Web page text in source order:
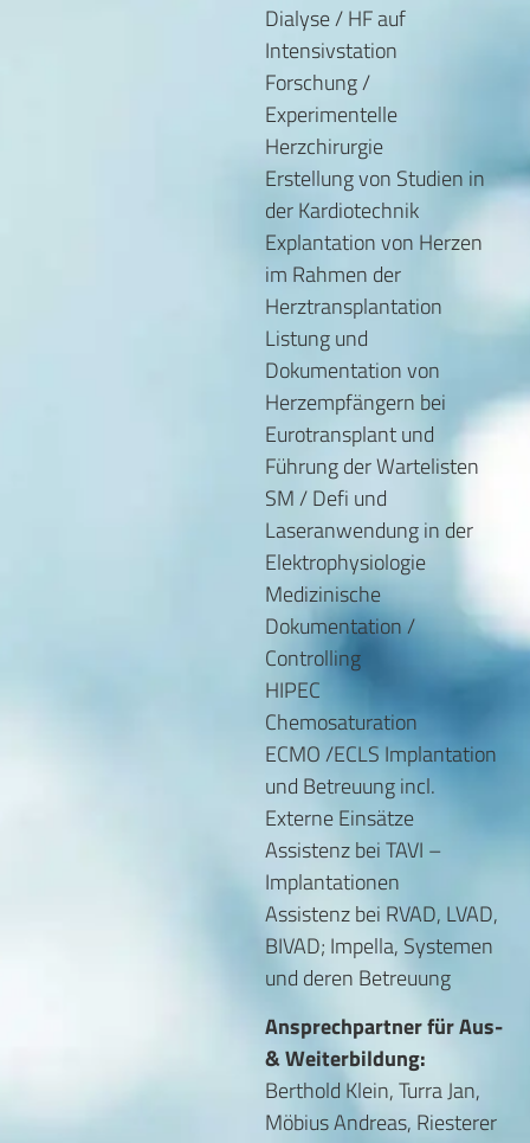
Dialyse / HF auf
Intensivstation
Forschung /
Experimentelle
Herzchirurgie
Erstellung von Studien in
der Kardiotechnik
Explantation von Herzen
im Rahmen der
Herztransplantation
Listung und
Dokumentation von
Herzempfängern bei
Eurotransplant und
Führung der Wartelisten
SM / Defi und
Laseranwendung in der
Elektrophysiologie
Medizinische
Dokumentation /
Controlling
HIPEC
Chemosaturation
ECMO /ECLS Implantation
und Betreuung incl.
Externe Einsätze
Assistenz bei TAVI –
Implantationen
Assistenz bei RVAD, LVAD,
BIVAD; Impella, Systemen
und deren Betreuung
Ansprechpartner für Aus-
& Weiterbildung:
Berthold Klein, Turra Jan,
Möbius Andreas, Riesterer